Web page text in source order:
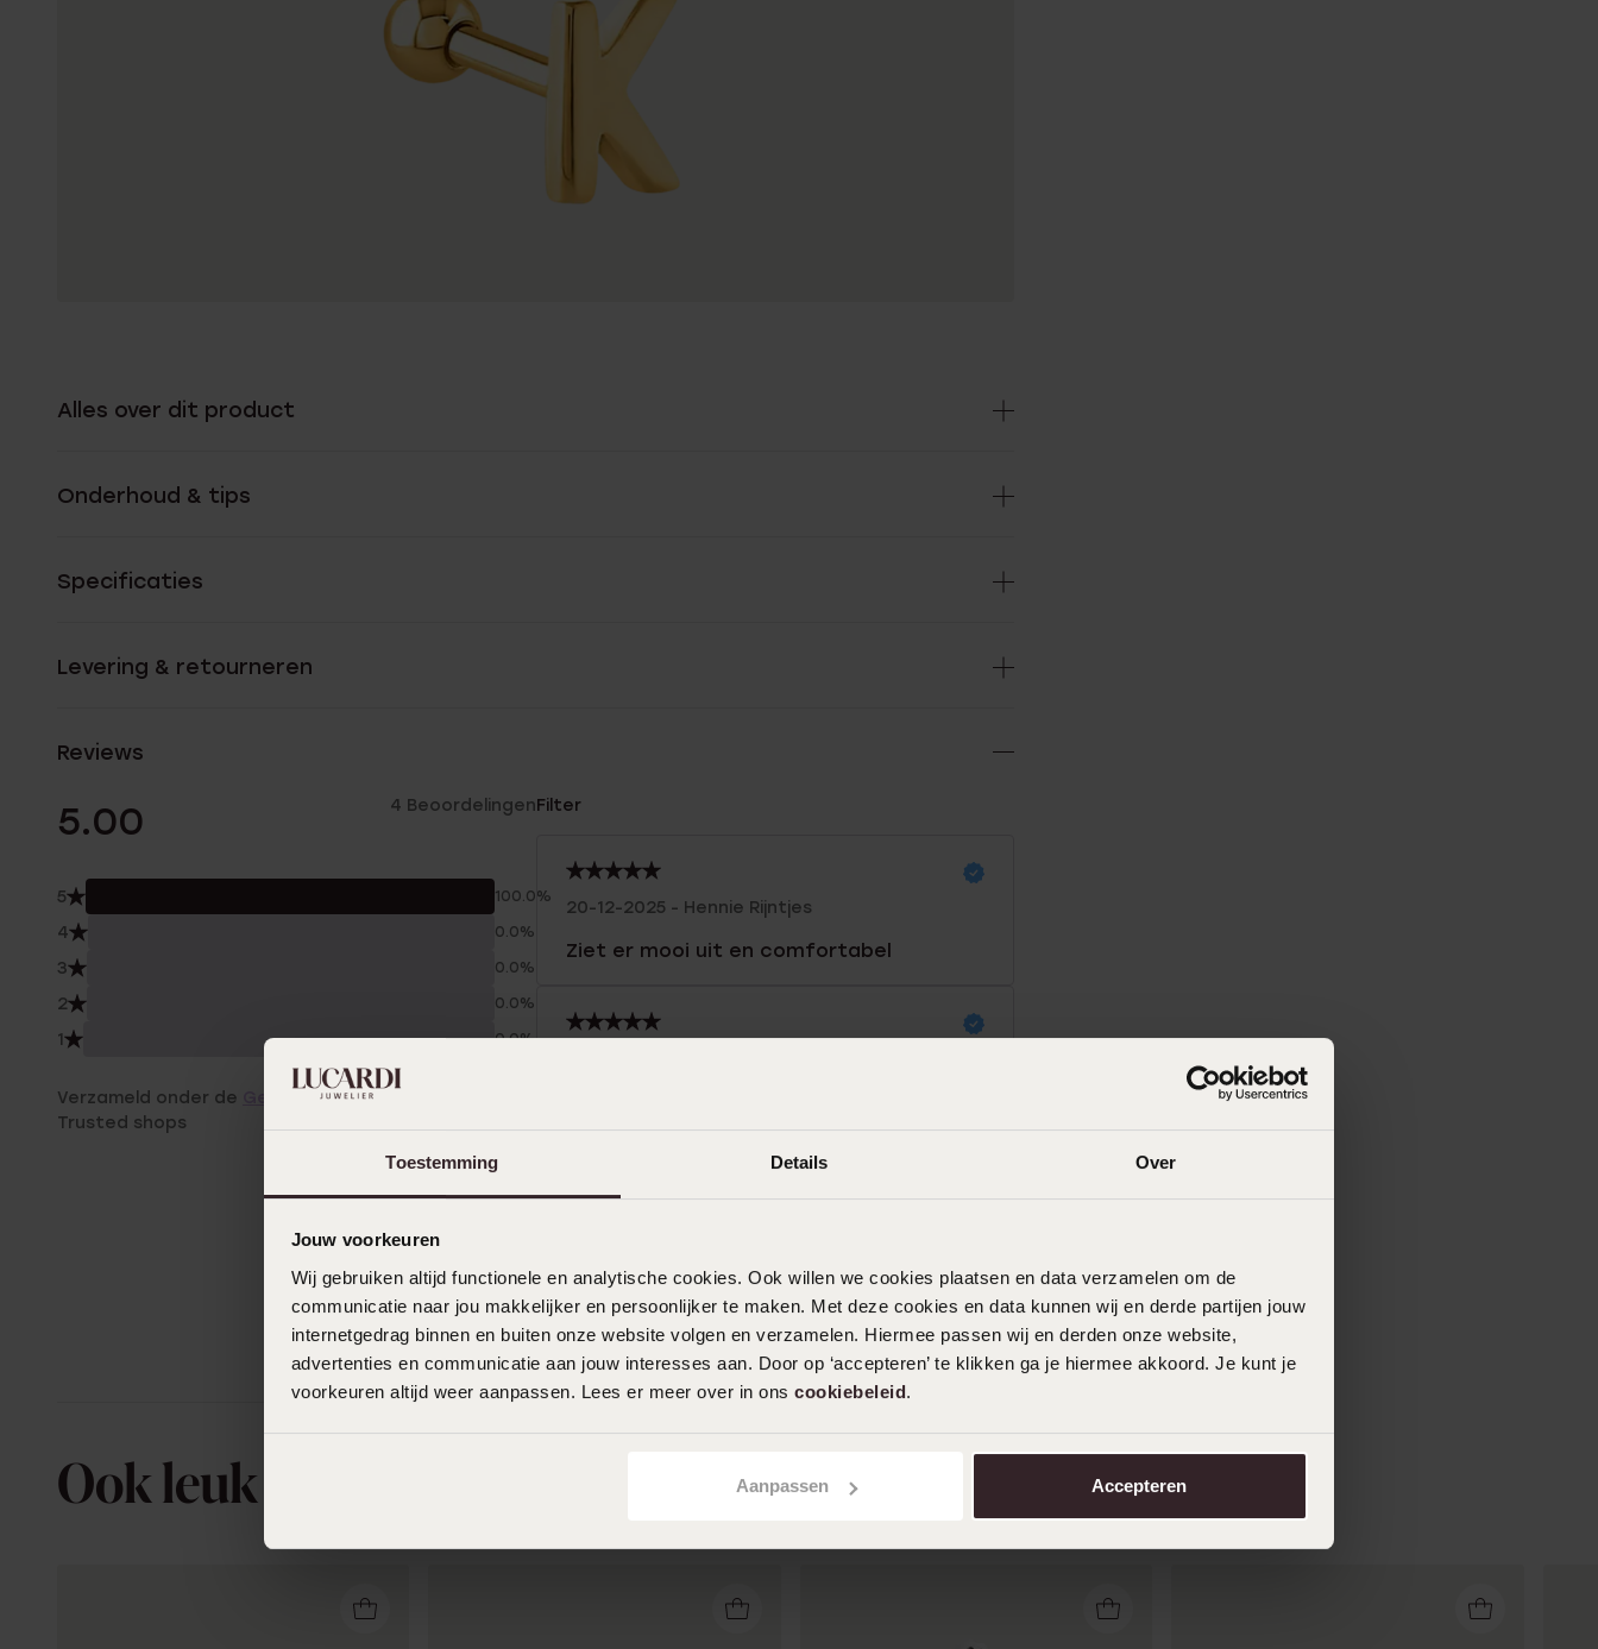
Toestemming Details Over
Jouw voorkeuren
Wij gebruiken altijd functionele en analytische cookies. Ook willen we cookies plaatsen en data verzamelen om de
communicatie naar jou makkelijker en persoonlijker te maken. Met deze cookies en data kunnen wij en derde partijen jouw
internetgedrag binnen en buiten onze website volgen en verzamelen. Hiermee passen wij en derden onze website,
advertenties en communicatie aan jouw interesses aan. Door op ‘accepteren’ te klikken ga je hiermee akkoord. Je kunt je
voorkeuren altijd weer aanpassen. Lees er meer over in ons cookiebeleid.
Aanpassen Accepteren
Alles over dit product
Onderhoud & tips
Specificaties
Levering & retourneren
Reviews
5.00 4 Beoordelingen
5 100.0%
4 0.0%
3 0.0%
2 0.0%
1 0.0%
Verzameld onder de Gebruiksvoorwaarden
Trusted shops
Filter
20-12-2025 - Hennie Rijntjes
Ziet er mooi uit en comfortabel
dat je een eigen letter kan kiezen
Toon meer
Ook leuk voor jou